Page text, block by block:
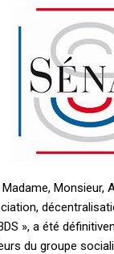
Monsieur,
», a été
du groupe